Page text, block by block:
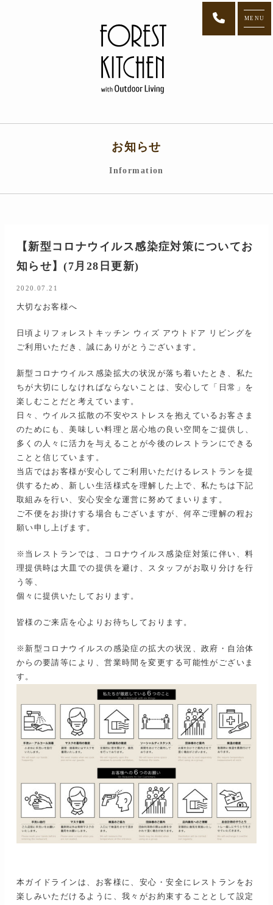
MENU
お知らせ
Information
【新型コロナウイルス感染症対策についてお
知らせ】(7月28日更新)
2020.07.21
大切なお客様へ
日頃よりフォレストキッチン ウィズ アウトドア リビングを
ご利用いただき、誠にありがとうございます。
新型コロナウイルス感染拡大の状況が落ち着いたとき、私た
ちが大切にしなければならないことは、安心して「日常」を
楽しむことだと考えています。
日々、ウイルス拡散の不安やストレスを抱えているお客さま
のためにも、美味しい料理と居心地の良い空間をご提供し、
多くの人々に活力を与えることが今後のレストランにできる
ことと信じています。
当店ではお客様が安心してご利用いただけるレストランを提
供するため、新しい生活様式を理解した上で、私たちは下記
取組みを行い、安心安全な運営に努めてまいります。
ご不便をお掛けする場合もございますが、何卒ご理解の程お
願い申し上げます。
※当レストランでは、コロナウイルス感染症対策に伴い、料
理提供時は大皿での提供を避け、スタッフがお取り分けを行
う等、
個々に提供いたしております。
皆様のご来店を心よりお待ちしております。
※新型コロナウイルスの感染症の拡大の状況、政府・自治体
からの要請等により、営業時間を変更する可能性がございま
す。
本ガイドラインは、お客様に、安心・安全にレストランをお
楽しみいただけるように、我々がお約束することとして設定